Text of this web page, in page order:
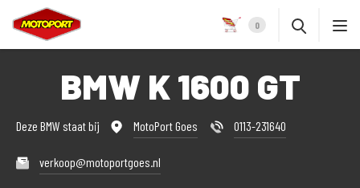
0
BMW K 1600 GT
Deze BMW staat bij MotoPort Goes 0113-231640
verkoop@motoportgoes.nl